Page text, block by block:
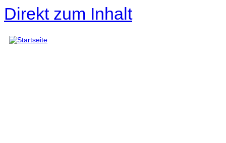
Direkt zum Inhalt